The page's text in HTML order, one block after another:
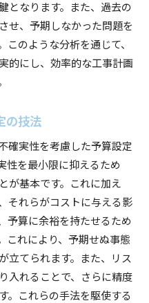
となります。また、過去の
せ、予期しなかった問題を
のような分析を通じて、
的にし、効率的な工事計画
の技法
確実性を考慮した予算設定
性を最小限に抑えるため
が基本です。これに加え
それらがコストに与える影
予算に余裕を持たせるため
これにより、予期せぬ事態
立てられます。また、リス
入れることで、さらに精度
。これらの手法を駆使する